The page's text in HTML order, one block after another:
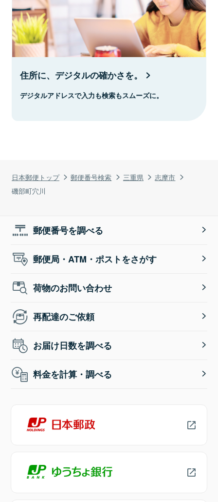
日本郵便トップ 郵便番号検索 三重県
志摩市
磯部町穴川
住所に、デジタルの確かさを。
デジタルアドレスで入力も検索もスムーズに。
郵便番号を調べる
郵便局・ATM・ポストをさがす
荷物のお問い合わせ
再配達のご依頼
お届け日数を調べる
料金を計算・調べる